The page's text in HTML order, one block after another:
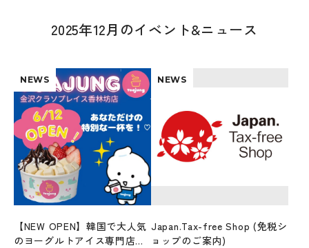
2025年12月のイベント&ニュース
NEWS
【NEW OPEN】韓国で大人気
のヨーグルトアイス専門店
NEWS
Japan.Tax-free Shop (免税シ
ョップのご案内)